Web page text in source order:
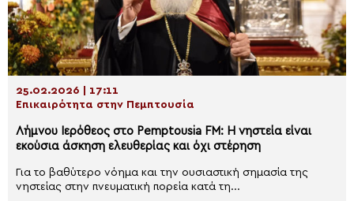
25.02.2026 | 17:11
Επικαιρότητα στην Πεμπτουσία
Λήμνου Ιερόθεος στο Pemptousia FM: Η νηστεία είναι
εκούσια άσκηση ελευθερίας και όχι στέρηση
Για το βαθύτερο νόημα και την ουσιαστική σημασία της
νηστείας στην πνευματική πορεία κατά τη...